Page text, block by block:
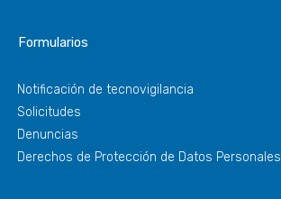
Formularios
Notificación de tecnovigilancia
Solicitudes
Denuncias
Derechos de Protección de Datos Personales